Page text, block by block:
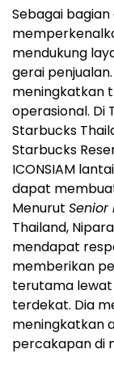
Sebagai
mendukung
gerai
meningkatkan
operasional. Di
Starbucks
Starbucks
ICONSIAM
dapat
Menurut
Thailand,
mendapat
memberikan
terutama
terdekat. Dia
meningkatkan
percakapan di